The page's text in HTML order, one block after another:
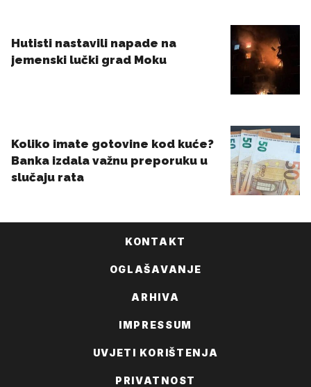
KONTAKT
OGLAŠAVANJE
ARHIVA
IMPRESSUM
UVJETI KORIŠTENJA
PRIVATNOST